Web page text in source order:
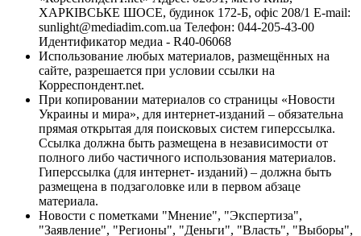
ХАРКІВСЬКЕ ШОСЕ, будинок 172-Б, офіс 208/1 E-mail:
sunlight@mediadim.com.ua Телефон: 044-205-43-00
Идентификатор медиа - R40-06068
Использование любых материалов, размещённых на
сайте, разрешается при условии ссылки на
Корреспондент.net.
При копировании материалов со страницы «Новости
Украины и мира», для интернет-изданий – обязательна
прямая открытая для поисковых систем гиперссылка.
Ссылка должна быть размещена в независимости от
полного либо частичного использования материалов.
Гиперссылка (для интернет- изданий) – должна быть
размещена в подзаголовке или в первом абзаце
материала.
Новости с пометками "Мнение", "Экспертиза",
"Заявление", "Регионы", "Деньги", "Власть", "Выборы",